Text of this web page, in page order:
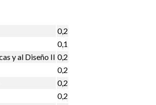
0,2
0,1
y al Diseño II 0,2
0,2
0,2
0,2